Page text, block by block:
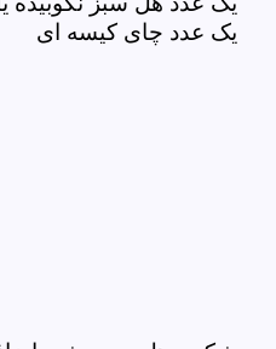
یک عدد چای کیسه ای